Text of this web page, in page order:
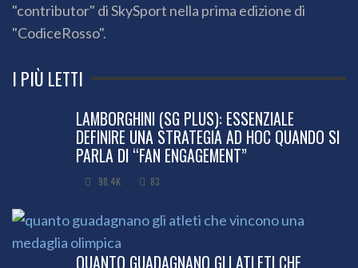
"contributor" di SkySport nella prima edizione di
"CodiceRosso".
I PIÙ LETTI
LAMBORGHINI (SG PLUS): ESSENZIALE
DEFINIRE UNA STRATEGIA AD HOC QUANDO SI
PARLA DI “FAN ENGAGEMENT”
98.4K 83
QUANTO GUADAGNANO GLI ATLETI CHE